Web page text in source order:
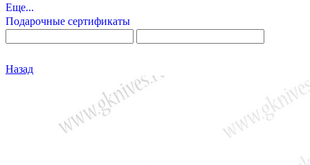
Еще...
Подарочные сертификаты
Назад